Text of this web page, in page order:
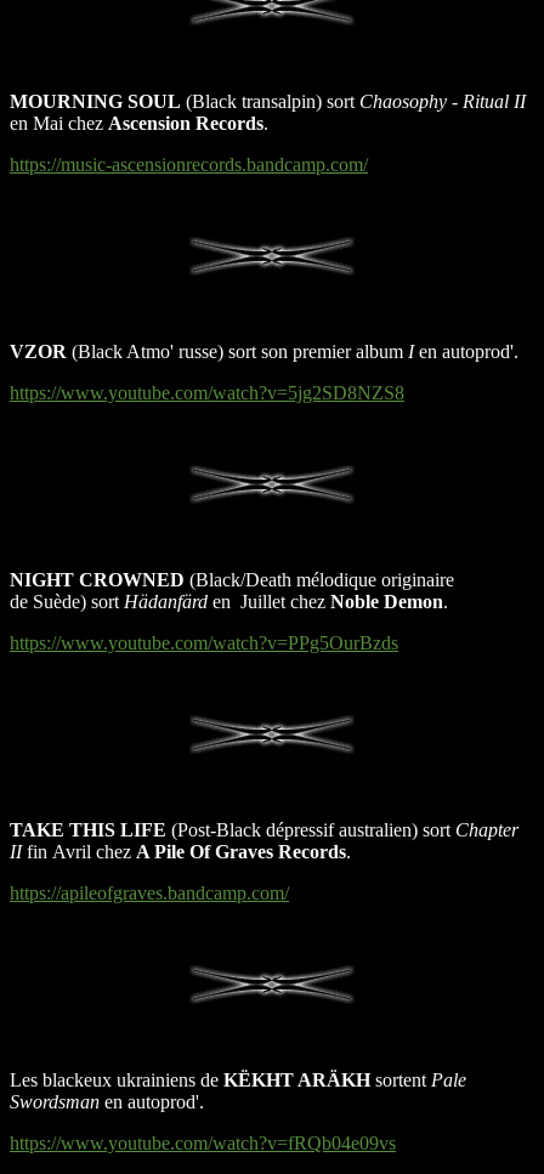
MOURNING SOUL (Black transalpin) sort Chaosophy - Ritual II
en Mai chez Ascension Records.
https://music-ascensionrecords.bandcamp.com/
VZOR (Black Atmo' russe) sort son premier album Ien autoprod'.
https://www.youtube.com/watch?v=5jg2SD8NZS8
NIGHT CROWNED (Black/Death mélodique originaire
de Suède) sort Hädanfärd en Juillet chez Noble Demon.
https://www.youtube.com/watch?v=PPg5OurBzds
TAKE THIS LIFE (Post-Black dépressif australien) sort Chapter
IIfin Avril chez A Pile Of Graves Records.
https://apileofgraves.bandcamp.com/
Les blackeux ukrainiens de KËKHT ARÄKHsortent Pale
Swordsman en autoprod'.
https://www.youtube.com/watch?v=fRQb04e09vs